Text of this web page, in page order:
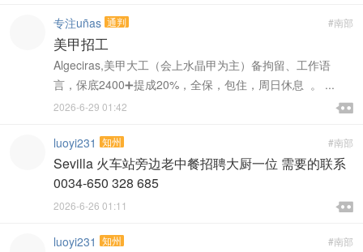
#南部
专注uñas 通判
美甲招工
Algeciras,美甲大工（会上水晶甲为主）备拘留、工作语
言，保底2400➕提成20%，全保，包住，周日休息 。 ...

2026-6-29 01:42 
#南部
luoyi231 知州
Sevilla 火车站旁边老中餐招聘大厨一位 需要的联系
0034-650 328 685

2026-6-26 01:11 
#南部
luoyi231 知州